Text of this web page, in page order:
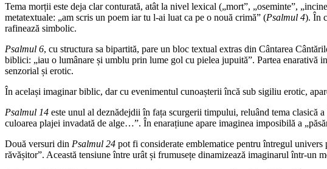
Tema morții este deja clar conturată, atât la nivel lexical („mort”, „oseminte”,
metatextuale: „am scris un poem iar tu l-ai luat ca pe o nouă crimă” (Psalmul 4). În
rafinează simbolic.
Psalmul 6, cu structura sa bipartită, pare un bloc textual extras din Cântarea
biblici: „iau o lumânare și umblu prin lume gol cu pielea jupuită”. Partea enarativă
senzorial și erotic.
În același imaginar biblic, dar cu evenimentul cunoașterii încă sub sigiliu erotic,
Psalmul 14 este unul al deznădejdii în fața scurgerii timpului, reluând tema clasică a
culoarea plajei invadată de alge…”. În enarațiune apare imaginea imposibilă a
Două versuri din Psalmul 24 pot fi considerate emblematice pentru întregul
răvășitor”. Această tensiune între urât și frumusețe dinamizează imaginarul într-un